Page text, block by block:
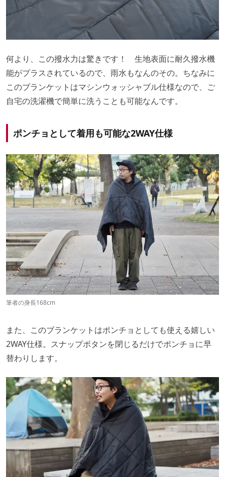
何より、この撥水力は驚きです！ 生地表面に耐久撥水機
能がプラスされているので、雨水もなんのその。ちなみに
このブランケットはマシンウォッシャブル仕様なので、ご
自宅の洗濯機で簡単に洗うことも可能なんです。
ポンチョとして着用も可能な2WAY仕様
筆者の身長168cm
また、このブランケットはポンチョとしても使える嬉しい
2WAY仕様。スナップボタンを閉じるだけでポンチョに早
替わりします。